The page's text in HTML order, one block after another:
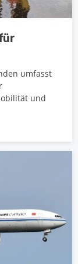
umfasst
und